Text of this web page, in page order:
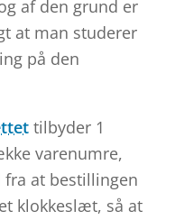
af den grund er
at man studerer
på den
tilbyder 1
varenumre,
fra at bestillingen
klokkeslæt, så at